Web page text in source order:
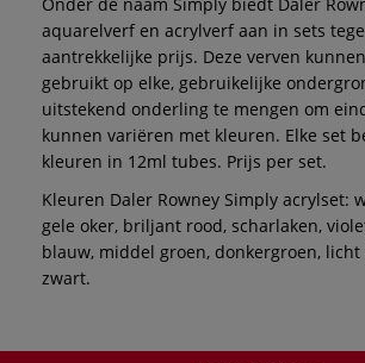
aquarelverf en acrylverf aan in sets
aantrekkelijke prijs. Deze verven
gebruikt op elke, gebruikelijke
uitstekend onderling te mengen om
kunnen variëren met kleuren. Elke set
kleuren in 12ml tubes. Prijs per set.
Kleuren Daler Rowney Simply acrylset:
gele oker, briljant rood, scharlaken,
blauw, middel groen, donkergroen,
zwart.